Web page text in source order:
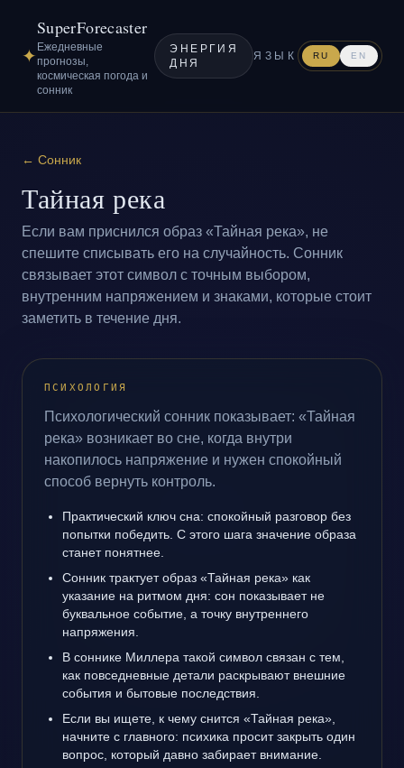
✦
SuperForecaster
Ежедневные
прогнозы,
космическая погода и
сонник
ЭНЕРГИЯ
ДНЯ
ЯЗЫК RU EN
← Сонник
Тайная река
Если вам приснился образ «Тайная река», не
спешите списывать его на случайность. Сонник
связывает этот символ с точным выбором,
внутренним напряжением и знаками, которые стоит
заметить в течение дня.
ПСИХОЛОГИЯ
Психологический сонник показывает: «Тайная
река» возникает во сне, когда внутри
накопилось напряжение и нужен спокойный
способ вернуть контроль.
Практический ключ сна: спокойный разговор без
попытки победить. С этого шага значение образа
станет понятнее.
Сонник трактует образ «Тайная река» как
указание на ритмом дня: сон показывает не
буквальное событие, а точку внутреннего
напряжения.
В соннике Миллера такой символ связан с тем,
как повседневные детали раскрывают внешние
события и бытовые последствия.
Если вы ищете, к чему снится «Тайная река»,
начните с главного: психика просит закрыть один
вопрос, который давно забирает внимание.